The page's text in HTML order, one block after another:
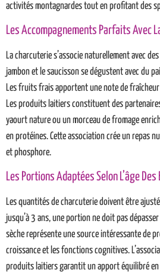
activités montagnardes tout en profitant des
Les Accompagnements Parfaits Avec
La charcuterie s’associe naturellement avec
jambon et le saucisson se dégustent avec du
Les fruits frais apportent une note de
Les produits laitiers constituent des
yaourt nature ou un morceau de fromage
en protéines. Cette association crée un repas
et phosphore.
Les Portions Adaptées Selon L’âge Des
Les quantités de charcuterie doivent être
jusqu’à 3 ans, une portion ne doit pas
sèche représente une source intéressante de
croissance et les fonctions cognitives.
produits laitiers garantit un apport équilibré